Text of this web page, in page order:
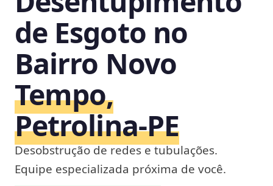
de Esgoto no
Bairro Novo
Tempo,
Petrolina‑PE
Desobstrução de redes e tubulações.
Equipe especializada próxima de você.